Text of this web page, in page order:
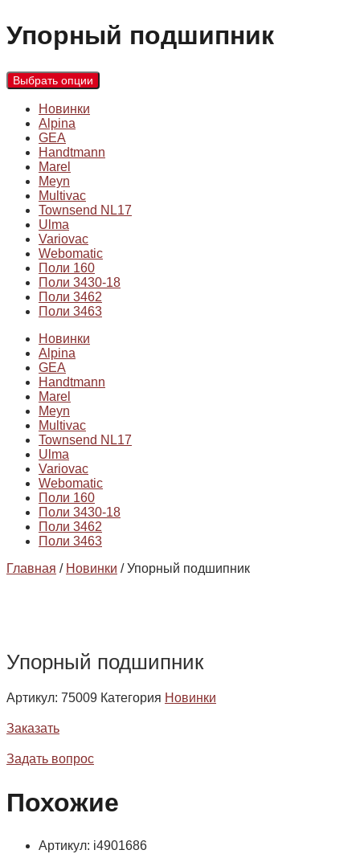
Упорный подшипник
Выбрать опции
Новинки
Alpina
GEA
Handtmann
Marel
Meyn
Multivac
Townsend NL17
Ulma
Variovac
Webomatic
Поли 160
Поли 3430-18
Поли 3462
Поли 3463
Новинки
Alpina
GEA
Handtmann
Marel
Meyn
Multivac
Townsend NL17
Ulma
Variovac
Webomatic
Поли 160
Поли 3430-18
Поли 3462
Поли 3463
Главная / Новинки / Упорный подшипник
Упорный подшипник
Артикул: 75009 Категория Новинки
Заказать
Задать вопрос
Похожие
Артикул: i4901686